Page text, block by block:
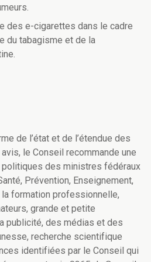
des e-cigarettes dans le cadre
du tabagisme et de la
de l’état et de l’étendue des
le Conseil recommande une
des ministres fédéraux
Prévention, Enseignement,
formation professionnelle,
grande et petite
publicité, des médias et des
recherche scientifique
identifiées par le Conseil qui